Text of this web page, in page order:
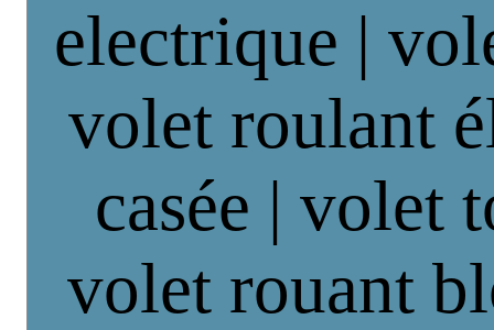
electrique |
volet roulant
casée | volet
volet rouant